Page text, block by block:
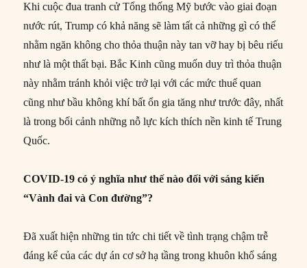
Khi cuộc đua tranh cử Tổng thống Mỹ bước vào giai đoạn
nước rút, Trump có khả năng sẽ làm tất cả những gì có thể
nhằm ngăn không cho thỏa thuận này tan vỡ hay bị bêu riếu
như là một thất bại. Bắc Kinh cũng muốn duy trì thỏa thuận
này nhằm tránh khỏi việc trở lại với các mức thuế quan
cũng như bầu không khí bất ổn gia tăng như trước đây, nhất
là trong bối cảnh những nỗ lực kích thích nền kinh tế Trung
Quốc.
COVID-19 có ý nghĩa như thế nào đối với sáng kiến
“Vành đai và Con đường”?
Đã xuất hiện những tin tức chi tiết về tình trạng chậm trễ
đáng kể của các dự án cơ sở hạ tầng trong khuôn khổ sáng